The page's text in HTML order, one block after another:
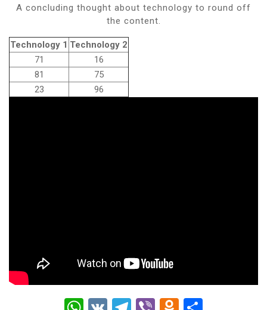
A concluding thought about technology to round off
the content.
Technology 1 Technology 2
71
16
81
75
23
96